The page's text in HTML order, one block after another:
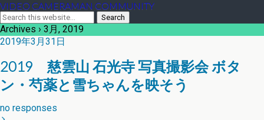
VIDEO CAMERAMAN COMMUNITY
Archives › 3月, 2019
2019年3月31日
2019 慈雲山 石光寺 写真撮影会 ボタ
ン・芍薬と雪ちゃんを映そう
no responses